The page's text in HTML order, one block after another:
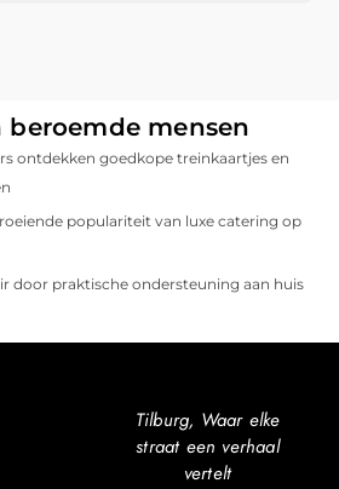
beroemde mensen
ontdekken goedkope treinkaartjes en
populariteit van luxe catering op
door praktische ondersteuning aan huis
Tilburg, Waar elke
straat een verhaal
vertelt